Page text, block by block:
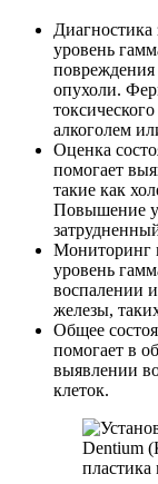
уровень
повреждения
опухоли.
алкоголем
Оценка
помогает
такие как
Повышение
Мониторинг
уровень
воспалении
железы,
Общее
помогает в
выявлении
клеток.